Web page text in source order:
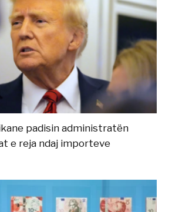
padisin administratën
e reja ndaj importeve